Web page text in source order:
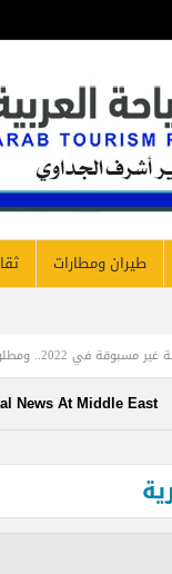
ثقافة واثار
Portal News At